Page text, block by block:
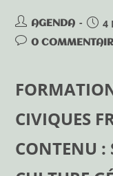
AGENDA 4
0
CIVIQUES
CONTENU :